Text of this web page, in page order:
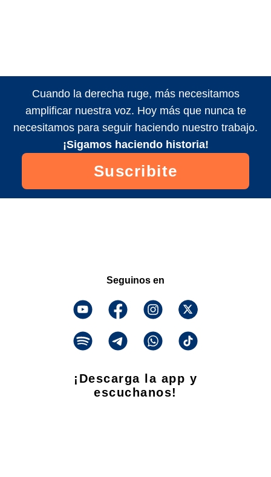
Cuando la derecha ruge, más necesitamos
amplificar nuestra voz. Hoy más que nunca te
necesitamos para seguir haciendo nuestro trabajo.
¡Sigamos haciendo historia!
Suscribite
Seguinos en
¡Descarga la app y
escuchanos!